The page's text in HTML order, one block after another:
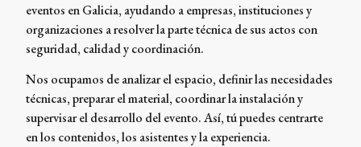
eventos en Galicia, ayudando a empresas, instituciones y
organizaciones a resolver la parte técnica de sus actos con
seguridad, calidad y coordinación.
Nos ocupamos de analizar el espacio, definir las necesidades
técnicas, preparar el material, coordinar la instalación y
supervisar el desarrollo del evento. Así, tú puedes centrarte
en los contenidos, los asistentes y la experiencia.